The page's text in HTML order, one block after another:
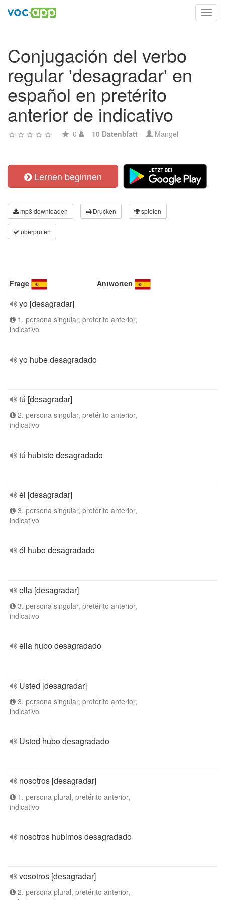
Conjugación del verbo
regular 'desagradar' en
español en pretérito
anterior de indicativo
0 10 Datenblatt Mangel
Lernen beginnen
mp3 downloaden Drucken spielen
überprüfen
Frage Antworten
yo [desagradar]
1. persona singular, pretérito anterior,
indicativo
yo hube desagradado
tú [desagradar]
2. persona singular, pretérito anterior,
indicativo
tú hubiste desagradado
él [desagradar]
3. persona singular, pretérito anterior,
indicativo
él hubo desagradado
ella [desagradar]
3. persona singular, pretérito anterior,
indicativo
ella hubo desagradado
Usted [desagradar]
3. persona singular, pretérito anterior,
indicativo
Usted hubo desagradado
nosotros [desagradar]
1. persona plural, pretérito anterior,
indicativo
nosotros hubimos desagradado
vosotros [desagradar]
2. persona plural, pretérito anterior,